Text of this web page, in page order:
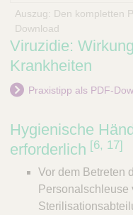
Auszug: Den kompletten
Download
Viruzidie:
Krankheiten
Praxistipp als PDF-
Hygienische
erforderlich ​[6, 17]​
Vor dem Betreten
Personalschleuse